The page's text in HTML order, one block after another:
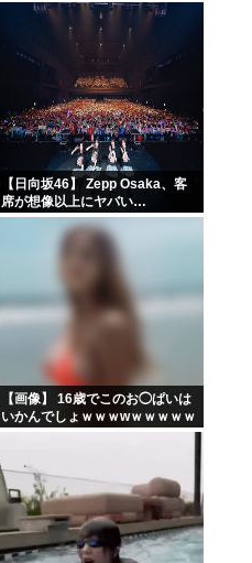
ｗｗｗｗ
【日向坂46】 Zepp Osaka、客
席が想像以上にヤバい…
【画像】 16歳でこのお◯ぱいは
いかんでしょｗｗｗwｗｗｗｗｗ
ｗｗｗ❤